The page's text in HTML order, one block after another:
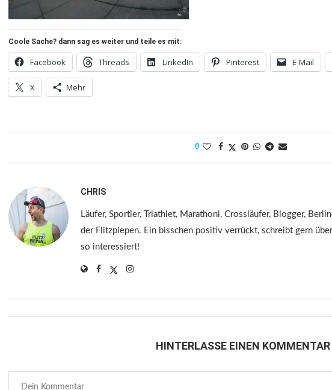
Coole Sache? dann sag es weiter und teile es mit:
Facebook Threads LinkedIn Pinterest E-Mail
X Mehr
0
CHRIS
Läufer, Sportler, Triathlet, Marathoni, Crossläufer, Blogger,
der Flitzpiepen. Ein bisschen positiv verrückt, schreibt gern
so interessiert!
HINTERLASSE EINEN KOMMENTAR